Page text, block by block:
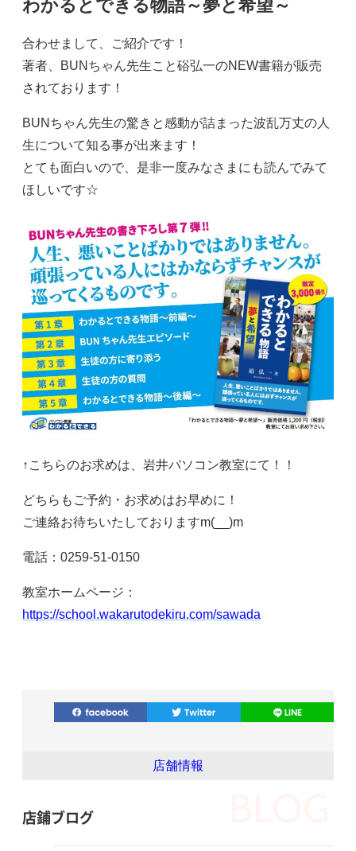
わかるとできる物語～夢と希望～
合わせまして、ご紹介です！
著者、BUNちゃん先生こと硲弘一のNEW書籍が販売
されております！
BUNちゃん先生の驚きと感動が詰まった波乱万丈の人
生について知る事が出来ます！
とても面白いので、是非一度みなさまにも読んでみて
ほしいです☆
↑こちらのお求めは、岩井パソコン教室にて！！
どちらもご予約・お求めはお早めに！
ご連絡お待ちいたしておりますm(__)m
電話：0259-51-0150
教室ホームページ：
https://school.wakarutodekiru.com/sawada
店舗情報
店鋪ブログ